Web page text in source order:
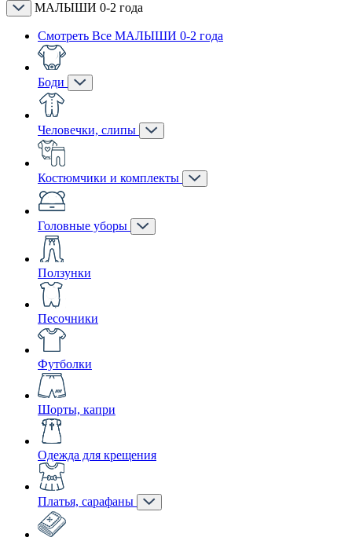
МАЛЫШИ 0-2 года
Смотреть Все МАЛЫШИ 0-2 года
Боди
Человечки, слипы
Костюмчики и комплекты
Головные уборы
Ползунки
Песочники
Футболки
Шорты, капри
Одежда для крещения
Платья, сарафаны